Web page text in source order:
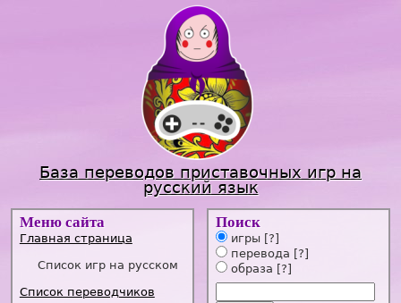
Jump to navigation
База переводов приставочных игр на
русский язык
Меню сайта
Главная страница
Список игр на русском
Список переводчиков
Поиск
игры [?]
перевода [?]
образа [?]